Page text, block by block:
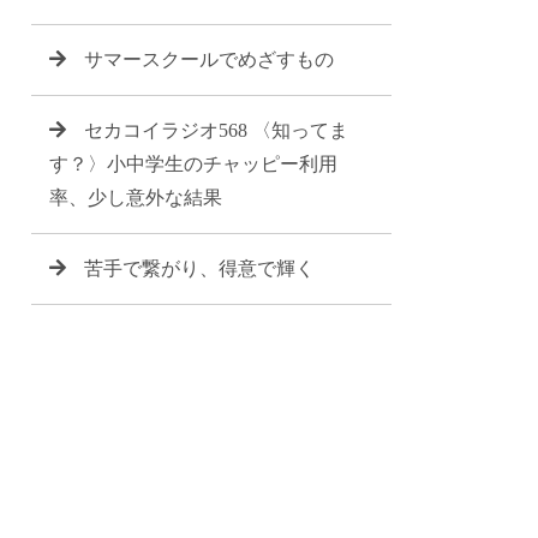
サマースクールでめざすもの
セカコイラジオ568 〈知ってま
す？〉小中学生のチャッピー利用
率、少し意外な結果
苦手で繋がり、得意で輝く